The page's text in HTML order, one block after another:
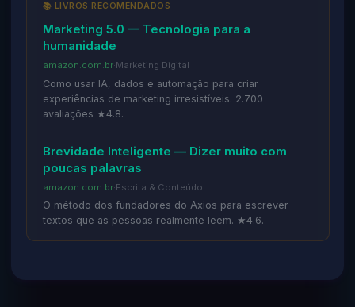
📚 LIVROS RECOMENDADOS
Marketing 5.0 — Tecnologia para a
humanidade
amazon.com.br·Marketing Digital
Como usar IA, dados e automação para criar
experiências de marketing irresistíveis. 2.700
avaliações ★4.8.
Brevidade Inteligente — Dizer muito com
poucas palavras
amazon.com.br·Escrita & Conteúdo
O método dos fundadores do Axios para escrever
textos que as pessoas realmente leem. ★4.6.